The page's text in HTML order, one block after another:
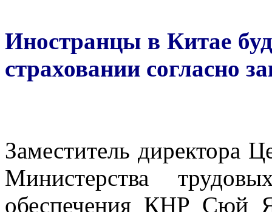
Иностранцы в Китае
страховании согласно
Заместитель директора
Министерства
обеспечения КНР Сюй